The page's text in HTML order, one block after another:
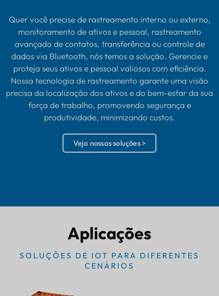
Quer você precise de rastreamento interno ou externo,
monitoramento de ativos e pessoal, rastreamento
avançado de contatos, transferência ou controle de
dados via Bluetooth, nós temos a solução. Gerencie e
proteja seus ativos e pessoal valiosos com eficiência.
Nossa tecnologia de rastreamento garante uma visão
precisa da localização dos ativos e do bem-estar da sua
força de trabalho, promovendo segurança e
produtividade, minimizando custos.
Veja nossas soluções >
Aplicações
SOLUÇÕES DE IOT PARA DIFERENTES
CENÁRIOS